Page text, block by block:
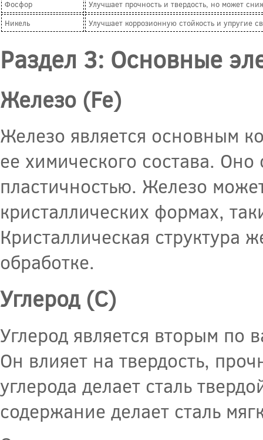
Фосфор
Улучшает прочность и твердость, но может
Никель
Улучшает коррозионную стойкость и упругие
Раздел 3: Основные
Железо (Fe)
Железо является основным
ее химического состава.
пластичностью. Железо
кристаллических формах,
Кристаллическая структура
обработке.
Углерод (C)
Углерод является вторым по
Он влияет на твердость,
углерода делает сталь
содержание делает сталь